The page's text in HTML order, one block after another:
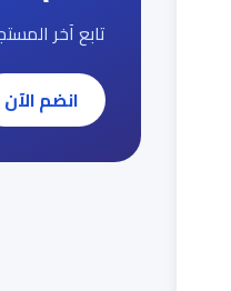
تابع آخر
انضم الآن